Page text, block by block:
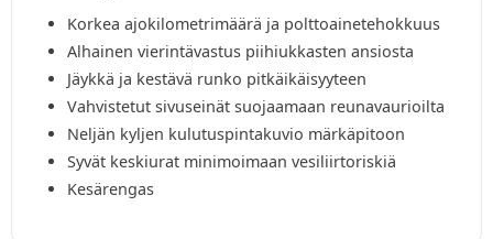
Korkea ajokilometrimäärä ja polttoainetehokkuus
Alhainen vierintävastus piihiukkasten ansiosta
Jäykkä ja kestävä runko pitkäikäisyyteen
Vahvistetut sivuseinät suojaamaan reunavaurioilta
Neljän kyljen kulutuspintakuvio märkäpitoon
Syvät keskiurat minimoimaan vesiliirtoriskiä
Kesärengas